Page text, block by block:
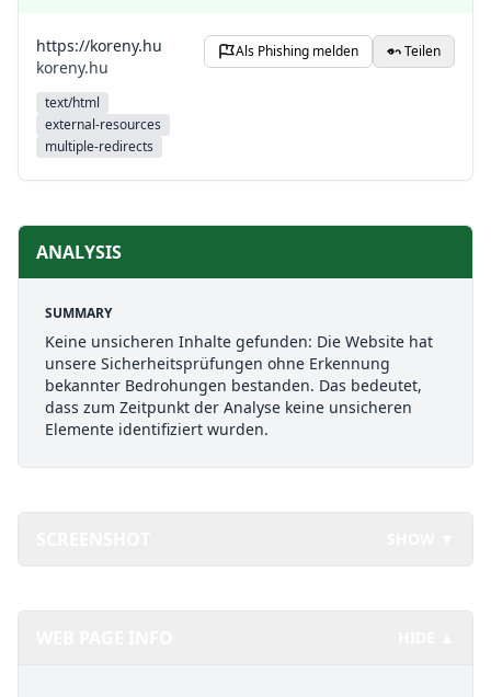
https://koreny.hu
koreny.hu
text/html
external-resources
multiple-redirects
Als Phishing melden Teilen
ANALYSIS
SUMMARY
Keine unsicheren Inhalte gefunden: Die Website hat
unsere Sicherheitsprüfungen ohne Erkennung
bekannter Bedrohungen bestanden. Das bedeutet,
dass zum Zeitpunkt der Analyse keine unsicheren
Elemente identifiziert wurden.